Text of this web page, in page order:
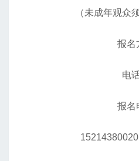
（未成年观众须
报名
电话
报名
15214380020